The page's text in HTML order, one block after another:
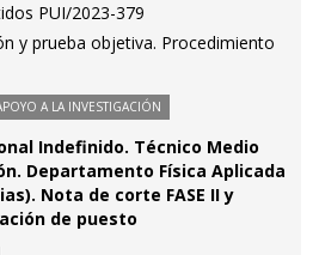
PUI/2023-379
y prueba objetiva. Procedimiento
A LA INVESTIGACIÓN
Indefinido. Técnico Medio
Departamento Física Aplicada
Nota de corte FASE II y
de puesto